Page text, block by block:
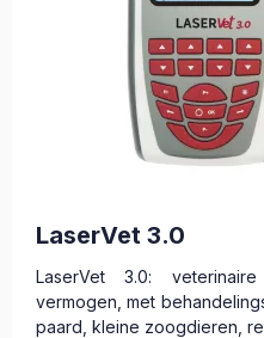
LaserVet 3.0
LaserVet 3.0:
vermogen, met
paard, kleine zoogdieren,